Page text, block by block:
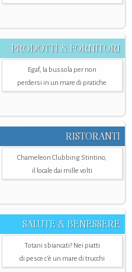
PRODOTTI & FORNITORI
Egaf, la bussola per non
perdersi in un mare di pratiche
RISTORANTI
Chameleon Clubbing Stintino,
il locale dai mille volti
SALUTE & BENESSERE
Totani sbiancati? Nei piatti
di pesce c'è un mare di trucchi